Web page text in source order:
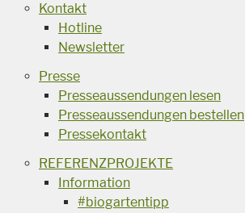
Kontakt
Hotline
Newsletter
Presse
Presseaussendungen lesen
Presseaussendungen bestellen
Pressekontakt
REFERENZPROJEKTE
Information
#biogartentipp